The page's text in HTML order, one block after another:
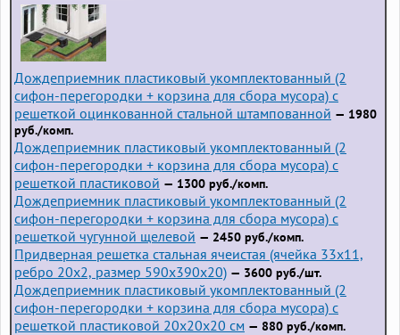
Дождеприемник пластиковый укомплектованный (2
сифон-перегородки + корзина для сбора мусора) с
решеткой оцинкованной стальной штампованной — 1980
руб./комп.
Дождеприемник пластиковый укомплектованный (2
сифон-перегородки + корзина для сбора мусора) с
решеткой пластиковой — 1300 руб./комп.
Дождеприемник пластиковый укомплектованный (2
сифон-перегородки + корзина для сбора мусора) с
решеткой чугунной щелевой — 2450 руб./комп.
Придверная решетка стальная ячеистая (ячейка 33x11,
ребро 20x2, размер 590x390x20) — 3600 руб./шт.
Дождеприемник пластиковый укомплектованный (2
сифон-перегородки + корзина для сбора мусора) с
решеткой пластиковой 20х20х20 см — 880 руб./комп.